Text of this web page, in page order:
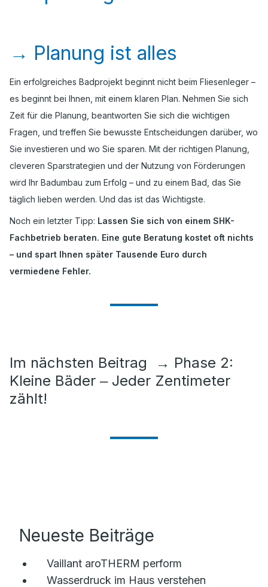
→ Planung ist alles
Ein erfolgreiches Badprojekt beginnt nicht beim Fliesenleger –
es beginnt bei Ihnen, mit einem klaren Plan. Nehmen Sie sich
Zeit für die Planung, beantworten Sie sich die wichtigen
Fragen, und treffen Sie bewusste Entscheidungen darüber, wo
Sie investieren und wo Sie sparen. Mit der richtigen Planung,
cleveren Sparstrategien und der Nutzung von Förderungen
wird Ihr Badumbau zum Erfolg – und zu einem Bad, das Sie
täglich lieben werden. Und das ist das Wichtigste.
Noch ein letzter Tipp: Lassen Sie sich von einem SHK-
Fachbetrieb beraten. Eine gute Beratung kostet oft nichts
– und spart Ihnen später Tausende Euro durch
vermiedene Fehler.
Im nächsten Beitrag → Phase 2:
Kleine Bäder ‒ Jeder Zentimeter
zählt!
Neueste Beiträge
Vaillant aroTHERM perform
Wasserdruck im Haus verstehen